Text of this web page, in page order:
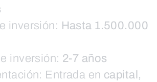
inversión: Hasta 1.500.000
inversión: 2-7 años
Entrada en capital,